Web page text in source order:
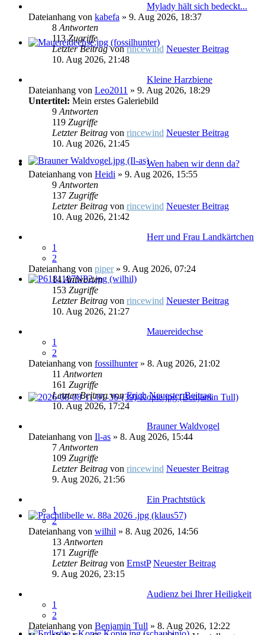
Mylady hält sich bedeckt...
Dateianhang von kabefa » 9. Aug 2026, 18:37
8 Antworten
113Zugriffe
Letzter Beitragvonrincewind Neuester Beitrag
10. Aug 2026, 21:48
Kleine Harzbiene
Dateianhang von Leo2011 » 9. Aug 2026, 18:29
Untertitel: Mein erstes Galeriebild
9 Antworten
119 Zugriffe
Letzter Beitrag von rincewind Neuester Beitrag
10. Aug 2026, 21:45
Wen haben wir denn da?
Dateianhang von Heidi » 9. Aug 2026, 15:55
9 Antworten
137 Zugriffe
Letzter Beitrag von rincewind Neuester Beitrag
10. Aug 2026, 21:42
Herr und Frau Landkärtchen
1
2
Dateianhang von piper» 9. Aug 2026, 07:24
14Antworten
153 Zugriffe
Letzter Beitrag von rincewind Neuester Beitrag
10. Aug 2026, 21:27
Mauereidechse
1
2
Dateianhang von fossilhunter» 8. Aug 2026, 21:02
11 Antworten
161 Zugriffe
Letzter BeitragvonErich Neuester Beitrag
10. Aug 2026, 17:24
Brauner Waldvogel
Dateianhang von Il-as » 8. Aug 2026, 15:44
7 Antworten
109 Zugriffe
Letzter Beitrag von rincewind Neuester Beitrag
9. Aug 2026, 21:56
Ein Prachtstück
1
2
Dateianhang von wilhil » 8. Aug 2026, 14:56
13 Antworten
171 Zugriffe
Letzter Beitrag von ErnstP Neuester Beitrag
9. Aug 2026, 23:15
Audienz bei Ihrer Heiligkeit
1
2
Dateianhang von Benjamin Tull » 8. Aug 2026, 12:22